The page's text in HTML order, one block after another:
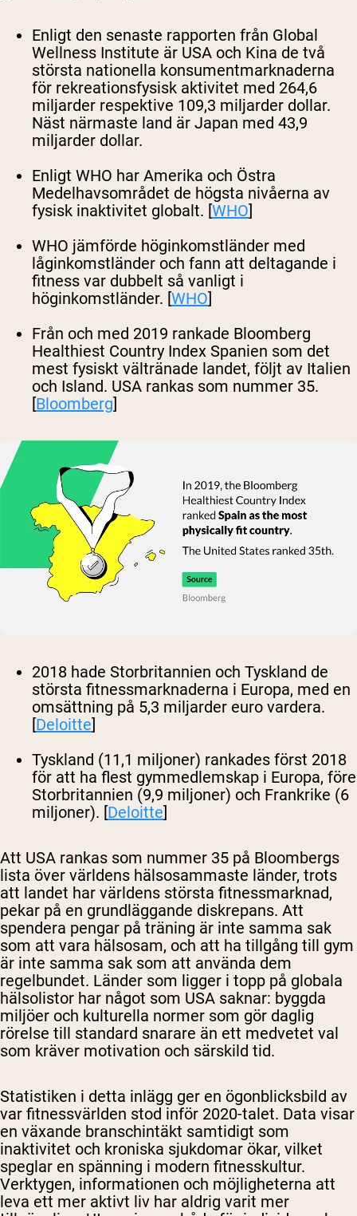
Enligt den senaste rapporten från Global
Wellness Institute är USA och Kina de två
största nationella konsumentmarknaderna
för rekreationsfysisk aktivitet med 264,6
miljarder respektive 109,3 miljarder dollar.
Näst närmaste land är Japan med 43,9
miljarder dollar.
Enligt WHO har Amerika och Östra
Medelhavsområdet de högsta nivåerna av
fysisk inaktivitet globalt. [WHO]
WHO jämförde höginkomstländer med
låginkomstländer och fann att deltagande i
fitness var dubbelt så vanligt i
höginkomstländer. [WHO]
Från och med 2019 rankade Bloomberg
Healthiest Country Index Spanien som det
mest fysiskt vältränade landet, följt av Italien
och Island. USA rankas som nummer 35.
[Bloomberg]
2018 hade Storbritannien och Tyskland de
största fitnessmarknaderna i Europa, med en
omsättning på 5,3 miljarder euro vardera.
[Deloitte]
Tyskland (11,1 miljoner) rankades först 2018
för att ha flest gymmedlemskap i Europa, före
Storbritannien (9,9 miljoner) och Frankrike (6
miljoner). [Deloitte]
Att USA rankas som nummer 35 på Bloombergs
lista över världens hälsosammaste länder, trots
att landet har världens största fitnessmarknad,
pekar på en grundläggande diskrepans. Att
spendera pengar på träning är inte samma sak
som att vara hälsosam, och att ha tillgång till gym
är inte samma sak som att använda dem
regelbundet. Länder som ligger i topp på globala
hälsolistor har något som USA saknar: byggda
miljöer och kulturella normer som gör daglig
rörelse till standard snarare än ett medvetet val
som kräver motivation och särskild tid.
Statistiken i detta inlägg ger en ögonblicksbild av
var fitnessvärlden stod inför 2020-talet. Data visar
en växande branschintäkt samtidigt som
inaktivitet och kroniska sjukdomar ökar, vilket
speglar en spänning i modern fitnesskultur.
Verktygen, informationen och möjligheterna att
leva ett mer aktivt liv har aldrig varit mer